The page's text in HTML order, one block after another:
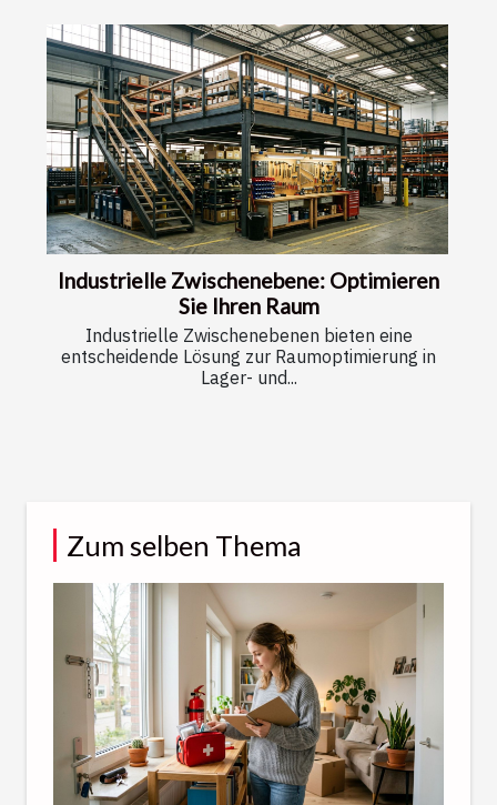
Industrielle Zwischenebene: Optimieren
Sie Ihren Raum
Industrielle Zwischenebenen bieten eine
entscheidende Lösung zur Raumoptimierung in
Lager- und...
Zum selben Thema